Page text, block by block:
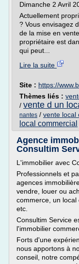
Dimanche 2 Avril
Actuellement
? Vous envisagez
de la mise en
propriétaire est
qui peut...
Lire la suite
Site : https://
Thèmes liés :
/ vente d un
nantes / vente local
local commercial
Agence
Consultim
L'immobilier avec
Professionnels et
agences
vendre, louer ou
commerce, un local
etc.
Consultim Service
l'immobilier
Forts d'une
nous apportons à
conseil, notre